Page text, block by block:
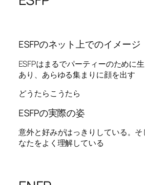
ESFPのネット上でのイメージ
ESFPはまるでパーティーのために
あり、あらゆる集まりに顔を出す
どうたらこうたら
ESFPの実際の姿
意外と好みがはっきりしている。
なたをよく理解している